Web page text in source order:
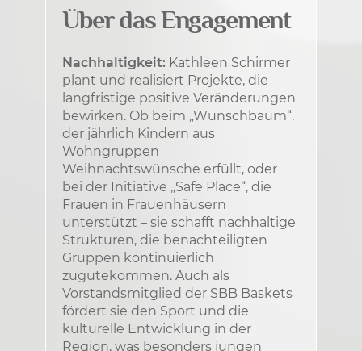
Über das Engagement
Nachhaltigkeit: Kathleen Schirmer
plant und realisiert Projekte, die
langfristige positive Veränderungen
bewirken. Ob beim „Wunschbaum“,
der jährlich Kindern aus
Wohngruppen
Weihnachtswünsche erfüllt, oder
bei der Initiative „Safe Place“, die
Frauen in Frauenhäusern
unterstützt – sie schafft nachhaltige
Strukturen, die benachteiligten
Gruppen kontinuierlich
zugutekommen. Auch als
Vorstandsmitglied der SBB Baskets
fördert sie den Sport und die
kulturelle Entwicklung in der
Region, was besonders jungen